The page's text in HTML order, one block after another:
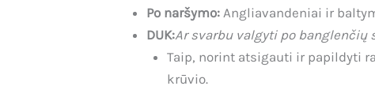
Po naršymo: Angliavandeniai ir
DUK:Ar svarbu valgyti po banglenčių
Taip, norint atsigauti ir papildyti
krūvio.